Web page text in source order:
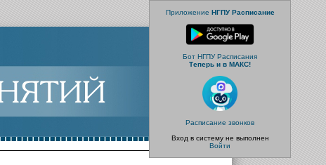
Приложение НГПУ Расписание
Бот НГПУ Расписания
Теперь и в МАКС!
Расписание звонков
Вход в систему не выполнен
Войти